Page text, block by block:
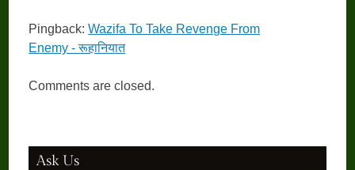
Pingback:Wazifa To Take Revenge From
Enemy - रूहानियात
Comments are closed.
Ask Us